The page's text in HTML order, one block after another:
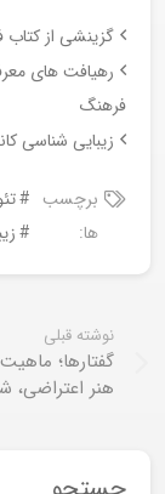
گزینشی از کتاب
رهیافت های
فرهنگ
زیبایی شناسی
برچسب
ها:
نوشته قبلی
هنر اعتراضی،